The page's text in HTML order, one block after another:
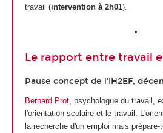
travail (intervention à 2h01).
•
Le rapport entre travail
Pause concept de l'IH2EF,
Bernard Prot, psychologue du travail,
l'orientation scolaire et le travail.
la recherche d'un emploi mais